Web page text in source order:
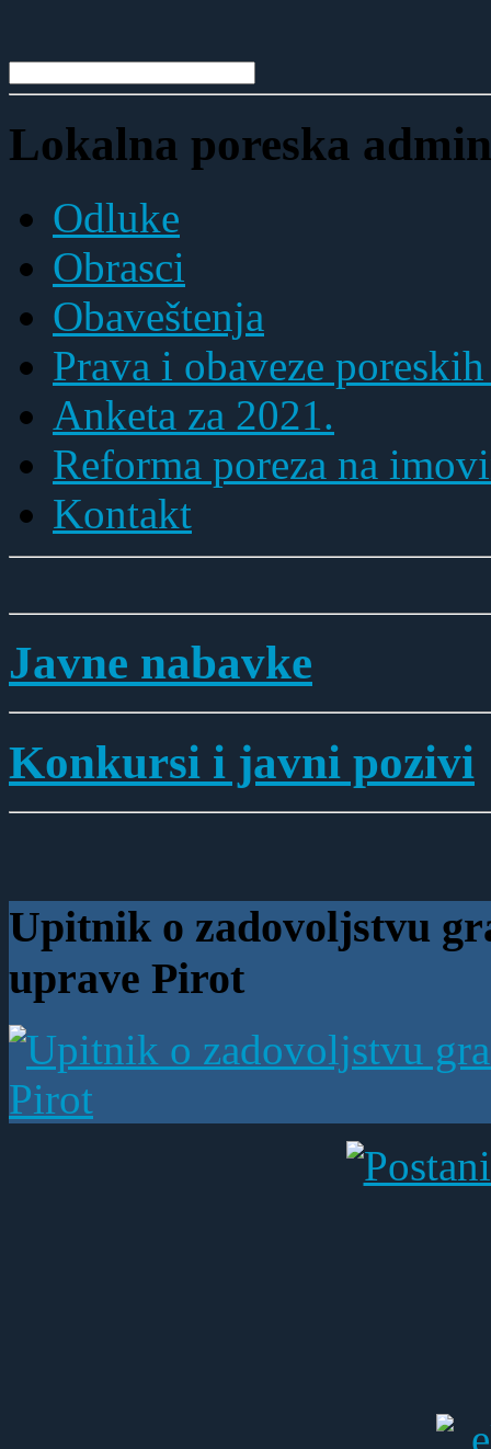
Lokalna poreska
Odluke
Obrasci
Obaveštenja
Prava i obaveze
Anketa za 2021.
Reforma poreza na
Kontakt
Javne nabavke
Konkursi i javni pozivi
Upitnik o zadovoljstvu
uprave Pirot